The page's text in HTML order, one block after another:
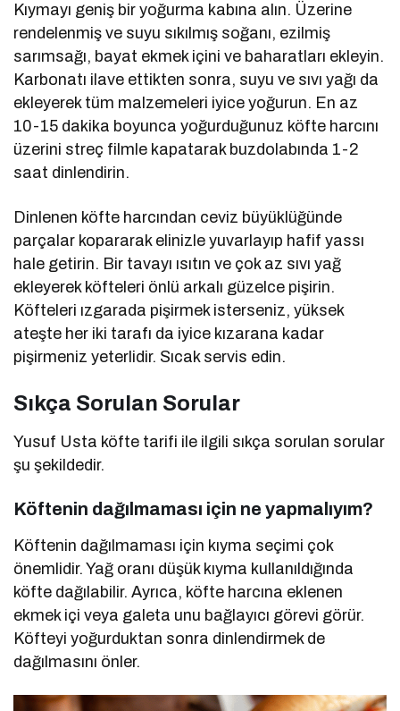
Kıymayı geniş bir yoğurma kabına alın. Üzerine
rendelenmiş ve suyu sıkılmış soğanı, ezilmiş
sarımsağı, bayat ekmek içini ve baharatları ekleyin.
Karbonatı ilave ettikten sonra, suyu ve sıvı yağı da
ekleyerek tüm malzemeleri iyice yoğurun. En az
10-15 dakika boyunca yoğurduğunuz köfte harcını
üzerini streç filmle kapatarak buzdolabında 1-2
saat dinlendirin.
Dinlenen köfte harcından ceviz büyüklüğünde
parçalar kopararak elinizle yuvarlayıp hafif yassı
hale getirin. Bir tavayı ısıtın ve çok az sıvı yağ
ekleyerek köfteleri önlü arkalı güzelce pişirin.
Köfteleri ızgarada pişirmek isterseniz, yüksek
ateşte her iki tarafı da iyice kızarana kadar
pişirmeniz yeterlidir. Sıcak servis edin.
Sıkça Sorulan Sorular
Yusuf Usta köfte tarifi ile ilgili sıkça sorulan sorular
şu şekildedir.
Köftenin dağılmaması için ne yapmalıyım?
Köftenin dağılmaması için kıyma seçimi çok
önemlidir. Yağ oranı düşük kıyma kullanıldığında
köfte dağılabilir. Ayrıca, köfte harcına eklenen
ekmek içi veya galeta unu bağlayıcı görevi görür.
Köfteyi yoğurduktan sonra dinlendirmek de
dağılmasını önler.